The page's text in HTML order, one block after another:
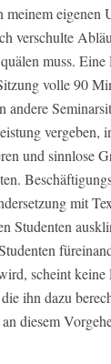
meinem
verschulte
muss.
volle 90
vergeben,
und sinnlose
mit
Studenten
scheint keine
ihn dazu
diesem